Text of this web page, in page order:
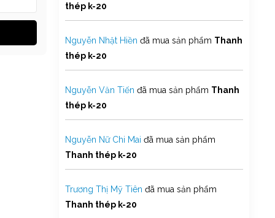
thép k-20
Nguyễn Nhật Hiền đã mua sản phẩm Thanh
thép k-20
Nguyễn Văn Tiến đã mua sản phẩm Thanh
thép k-20
Nguyễn Nữ Chi Mai đã mua sản phẩm
Thanh thép k-20
Trương Thị Mỹ Tiên đã mua sản phẩm
Thanh thép k-20